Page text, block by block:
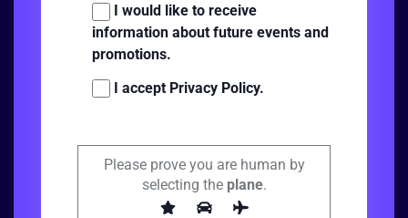
I would like to receive
information about future events and
promotions.
I accept Privacy Policy.
Please prove you are human by
selecting theplane.